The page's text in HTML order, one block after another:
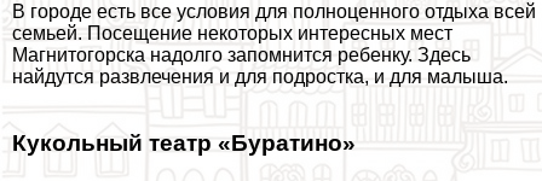
В городе есть все условия для полноценного отдыха всей
семьей. Посещение некоторых интересных мест
Магнитогорска надолго запомнится ребенку. Здесь
найдутся развлечения и для подростка, и для малыша.
Кукольный театр «Буратино»